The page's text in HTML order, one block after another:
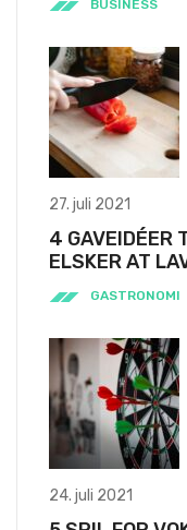
BUSINESS
27. juli 2021
4 GAVEIDÉER
ELSKER AT
GASTRONOMI
24. juli 2021